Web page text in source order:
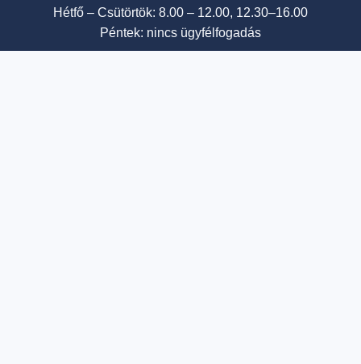
Hétfő – Csütörtök: 8.00 – 12.00, 12.30–16.00
Péntek: nincs ügyfélfogadás